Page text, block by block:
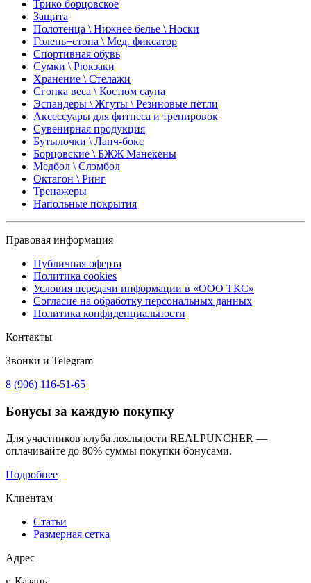
Трико борцовское
Защита
Полотенца \ Нижнее белье \ Носки
Голень+стопа \ Мед. фиксатор
Спортивная обувь
Сумки \ Рюкзаки
Хранение \ Стелажи
Сгонка веса \ Костюм сауна
Эспандеры \ Жгуты \ Резиновые петли
Аксессуары для фитнеса и тренировок
Сувенирная продукция
Бутылочки \ Ланч-бокс
Борцовские \ БЖЖ Манекены
Медбол \ Слэмбол
Октагон \ Ринг
Тренажеры
Напольные покрытия
Правовая информация
Публичная оферта
Политика cookies
Условия передачи информации в «ООО ТКС»
Согласие на обработку персональных данных
Политика конфиденциальности
Контакты
Звонки и Telegram
8 (906) 116-51-65
Бонусы за каждую покупку
Для участников клуба лояльности REALPUNCHER —
оплачивайте до 80% суммы покупки бонусами.
Подробнее
Клиентам
Статьи
Размерная сетка
Адрес